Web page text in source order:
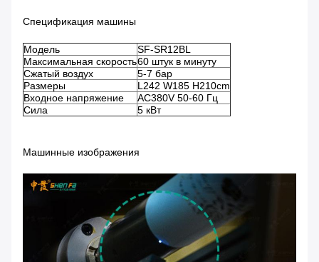
Спецификация машины
Модель
SF-SR12BL
Максимальная скорость60 штук в минуту
Сжатый воздух
5-7 бар
Размеры
L242 W185 H210cm
Входное напряжение
AC380V 50-60 Гц
Сила
5 кВт
Машинные изображения